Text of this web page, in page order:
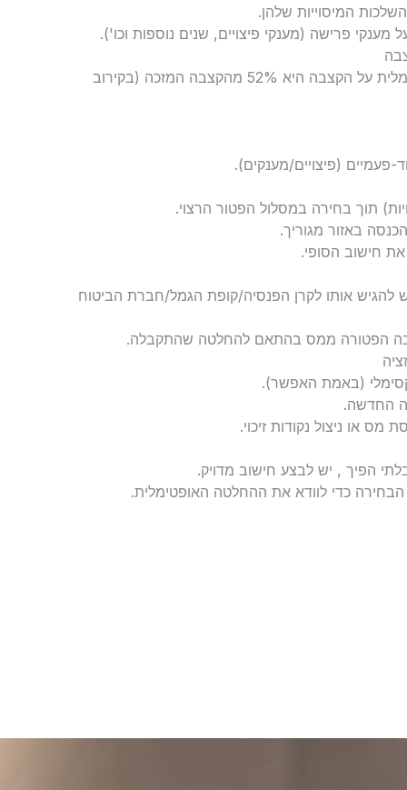
המיסוייות שלהן.
מענקי פרישה (מענקי פיצויים, שנים נוספות וכו').
נכון ל-2024, תקרת הפטור המקסימלית על הקצבה היא 52% מהקצבה המזכה (בקירוב
פעמיים (פיצויים/מענקים).
באזור מגוריך.
חישוב הסופי.
אותו לקרן הפנסיה/קופת הגמל/חברת הביטוח
הפטורה ממס בהתאם להחלטה שהתקבלה.
(באמת האפשר).
החדשה.
או ניצול נקודות זיכוי.
הפיך , יש לבצע חישוב מדויק.
כדי לוודא את ההחלטה האופטימלית.